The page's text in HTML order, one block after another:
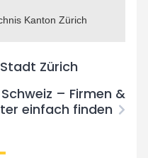
Kanton Zürich
Zürich
– Firmen &
einfach finden